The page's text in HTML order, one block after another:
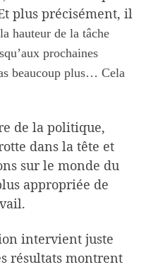
plus précisément, il
hauteur de la tâche
prochaines
beaucoup plus… Cela
de la politique,
dans la tête et
sur le monde du
appropriée de
intervient juste
résultats montrent